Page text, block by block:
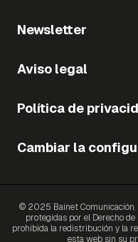
Newsletter
Aviso legal
Política de
Cambiar la
© 2025 Bainet Comunicación.
protegidas por el Derecho
prohibida la redistribución y la
esta web sin su